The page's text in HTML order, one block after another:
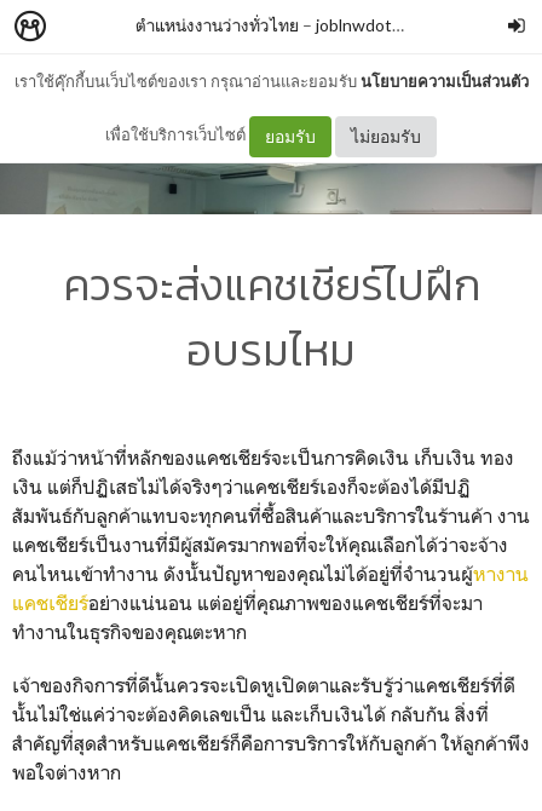
เราใช้คุ๊กกี้บนเว็บไซต์ของเรา กรุณาอ่านและยอมรับนโยบายความเป็นส่วนตัว
เพื่อใช้บริการเว็บไซต์ ยอมรับ ไม่ยอมรับ
ตำแหน่งงานว่างทั่วไทย – joblnwdotcom
ควรจะส่งแคชเชียร์ไปฝึก
อบรมไหม
ถึงแม้ว่าหน้าที่หลักของแคชเชียร์จะเป็นการคิดเงิน เก็บเงิน ทอง
เงิน แต่ก็ปฏิเสธไม่ได้จริงๆว่าแคชเชียร์เองก็จะต้องได้มีปฏิ
สัมพันธ์กับลูกค้าแทบจะทุกคนที่ซื้อสินค้าและบริการในร้านค้า งาน
แคชเชียร์เป็นงานที่มีผู้สมัครมากพอที่จะให้คุณเลือกได้ว่าจะจ้าง
คนไหนเข้าทำงาน ดังนั้นปัญหาของคุณไม่ได้อยู่ที่จำนวนผู้หางาน
แคชเชียร์อย่างแน่นอน แต่อยู่ที่คุณภาพของแคชเชียร์ที่จะมา
ทำงานในธุรกิจของคุณตะหาก
เจ้าของกิจการที่ดีนั้นควรจะเปิดหูเปิดตาและรับรู้ว่าแคชเชียร์ที่ดี
นั้นไม่ใช่แค่ว่าจะต้องคิดเลขเป็น และเก็บเงินได้ กลับกัน สิ่งที่
สำคัญที่สุดสำหรับแคชเชียร์ก็คือการบริการให้กับลูกค้า ให้ลูกค้าพึง
พอใจต่างหาก